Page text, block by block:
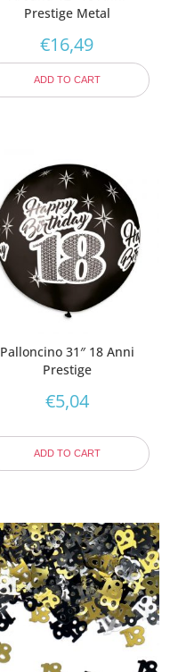
Prestige Metal
€16,49
ADD TO CART
Palloncino 31″ 18 Anni
Prestige
€5,04
ADD TO CART